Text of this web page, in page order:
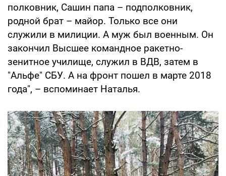
полковник, Сашин папа – подполковник,
родной брат – майор. Только все они
служили в милиции. А муж был военным. Он
закончил Высшее командное ракетно-
зенитное училище, служил в ВДВ, затем в
"Альфе" СБУ. А на фронт пошел в марте 2018
года", – вспоминает Наталья.